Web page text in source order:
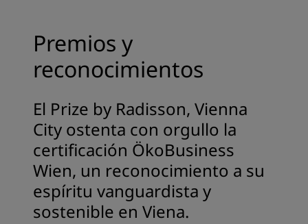
Premios y
reconocimientos
El Prize by Radisson, Vienna
City ostenta con orgullo la
certificación ÖkoBusiness
Wien, un reconocimiento a su
espíritu vanguardista y
sostenible en Viena.